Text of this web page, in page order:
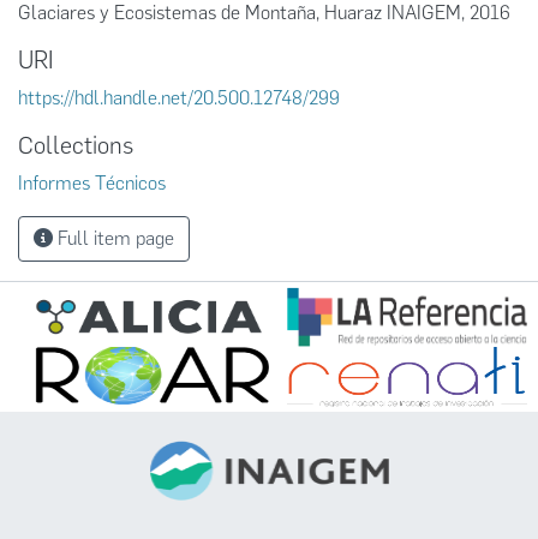
Glaciares y Ecosistemas de Montaña, Huaraz INAIGEM, 2016
URI
https://hdl.handle.net/20.500.12748/299
Collections
Informes Técnicos
Full item page